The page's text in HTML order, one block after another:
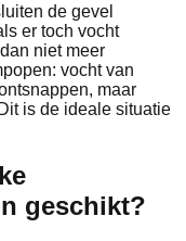
de gevel
er toch vocht
niet meer
vocht van
maar
is de ideale situatie
geschikt?